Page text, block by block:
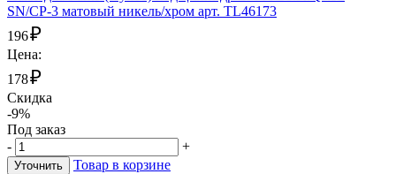
SN/CP-3 матовый никель/хром арт. TL46173
196₽
Цена:
178₽
Скидка
-9%
Под заказ
-
+
Уточнить
Товар в корзине